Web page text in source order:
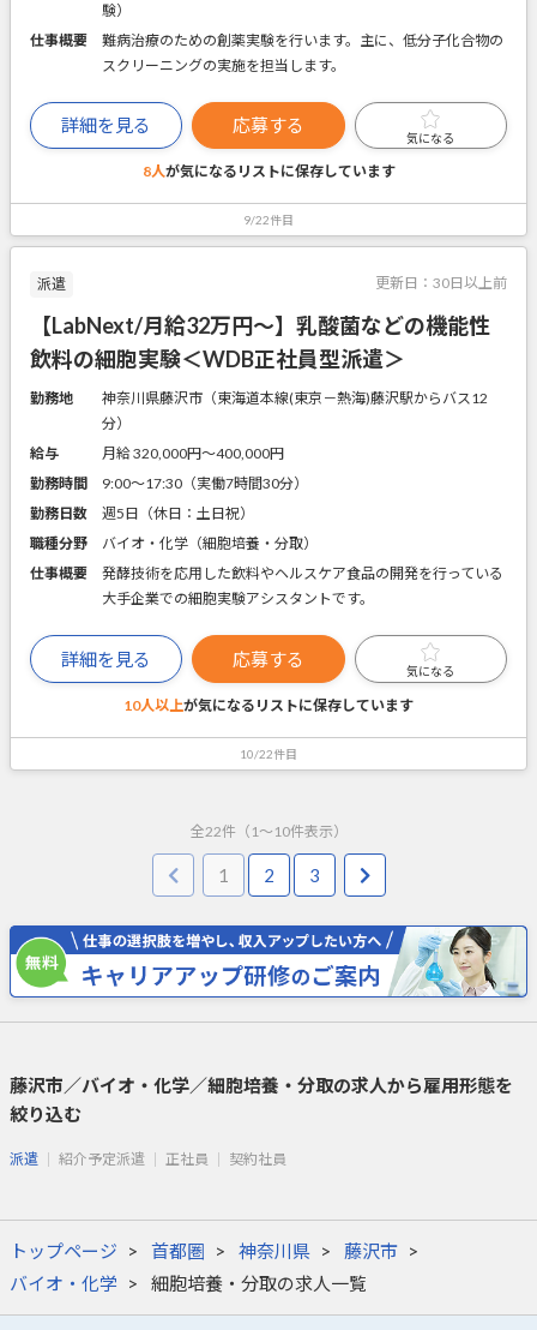
験）
仕事概要
難病治療のための創薬実験を行います。主に、低分子化合物の
スクリーニングの実施を担当します。
詳細を見る 応募する
気になる
8人が気になるリストに保存しています
9/22件目
派遣 更新日： 30日以上前
【LabNext/月給32万円～】乳酸菌などの機能性
飲料の細胞実験＜WDB正社員型派遣＞
勤務地
神奈川県藤沢市（東海道本線(東京－熱海)藤沢駅からバス12
分）
給与
月給 320,000円〜400,000円
勤務時間
9:00～17:30（実働7時間30分）
勤務日数
週5日（休日：土日祝）
職種分野
バイオ・化学（細胞培養・分取）
仕事概要
発酵技術を応用した飲料やヘルスケア食品の開発を行っている
大手企業での細胞実験アシスタントです。
詳細を見る 応募する
気になる
10人以上が気になるリストに保存しています
10/22件目
全22件（ 1 ～ 10件表示）
1 2 3
藤沢市／バイオ・化学／細胞培養・分取の求人から雇用形態を
絞り込む
派遣 紹介予定派遣 正社員 契約社員
トップページ 首都圏 神奈川県
藤沢市
バイオ・化学
細胞培養・分取の求人一覧